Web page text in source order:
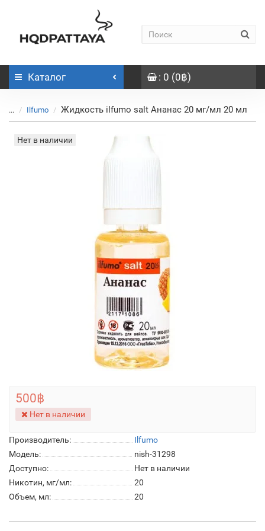
Каталог : 0 (0฿)
... Ilfumo Жидкость ilfumo salt Ананас 20 мг/мл 20 мл
Нет в наличии
Производитель:
Ilfumo
Модель:
nish-31298
Доступно:
Нет в наличии
Никотин, мг/мл:
20
Объем, мл:
20
500฿
Нет в наличии